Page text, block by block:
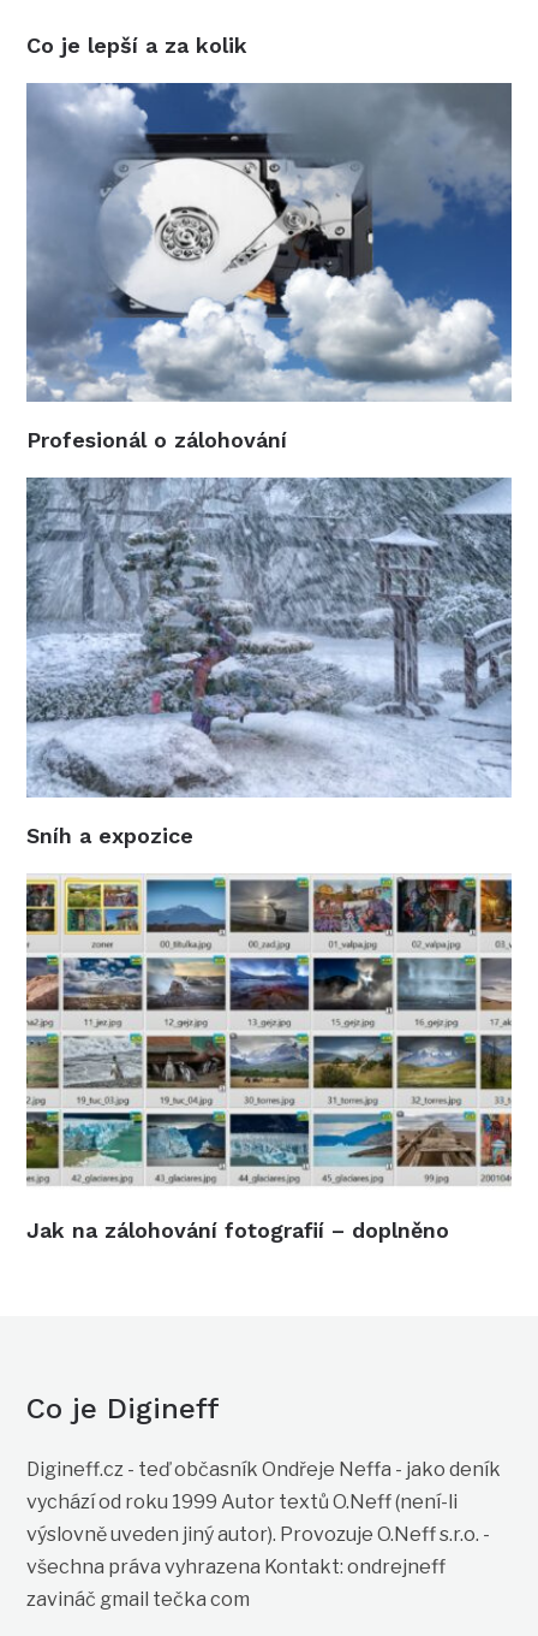
Co je lepší a za kolik
Profesionál o zálohování
Sníh a expozice
Jak na zálohování fotografií – doplněno
Co je Digineff
Digineff.cz - teď občasník Ondřeje Neffa - jako deník
vychází od roku 1999 Autor textů O.Neff (není-li
výslovně uveden jiný autor). Provozuje O.Neff s.r.o. -
všechna práva vyhrazena Kontakt: ondrejneff
zavináč gmail tečka com